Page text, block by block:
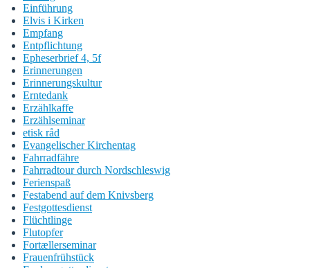
Einführung
Elvis i Kirken
Empfang
Entpflichtung
Epheserbrief 4, 5f
Erinnerungen
Erinnerungskultur
Erntedank
Erzählkaffe
Erzählseminar
etisk råd
Evangelischer Kirchentag
Fahrradfähre
Fahrradtour durch Nordschleswig
Ferienspaß
Festabend auf dem Knivsberg
Festgottesdienst
Flüchtlinge
Flutopfer
Fortællerseminar
Frauenfrühstück